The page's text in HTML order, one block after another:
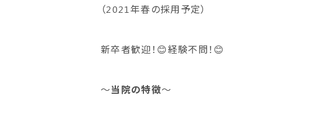
（2021年春の採用予定）
新卒者歓迎！😊経験不問！😊
～当院の特徴～